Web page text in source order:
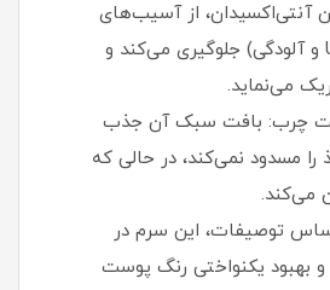
آنتی‌اکسیدان، از آسیب‌های
محیطی (مانند UV و آلودگی) جلوگیری می‌کند و
می‌نماید.
چرب: بافت سبک آن جذب
را مسدود نمی‌کند، در حالی که
می‌کند.
اساس توصیفات، این سرم در
بهبود یکنواختی رنگ پوست